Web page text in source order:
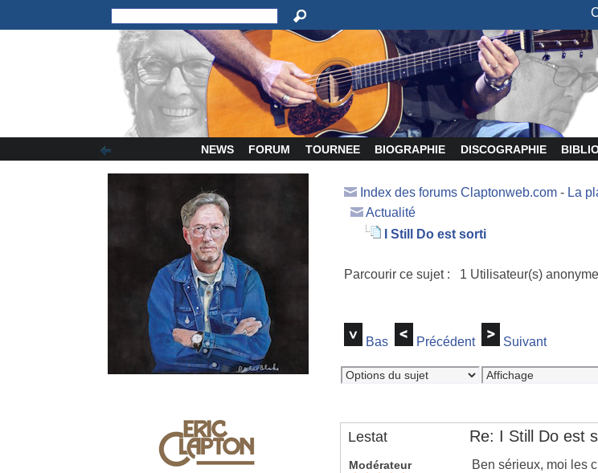
NEWS FORUM TOURNEE BIOGRAPHIE DISCOGRAPHIE
Index des forums Claptonweb.com - La
Actualité
I Still Do est sorti
Parcourir ce sujet : 1 Utilisateur(s)
Bas Précédent Suivant
Lestat Re: I Still Do est
Modérateur
Ben sérieux, moi les